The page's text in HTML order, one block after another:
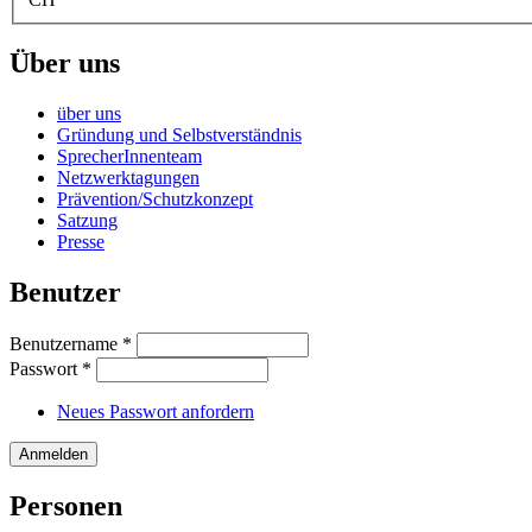
Über uns
über uns
Gründung und Selbstverständnis
SprecherInnenteam
Netzwerktagungen
Prävention/Schutzkonzept
Satzung
Presse
Benutzer
Benutzername *
Passwort *
Neues Passwort anfordern
Personen